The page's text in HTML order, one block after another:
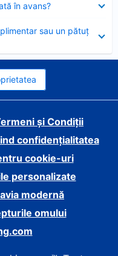
în avans?
sau un pătuț
și Condiții
confidențialitatea
cookie-uri
personalizate
modernă
omului